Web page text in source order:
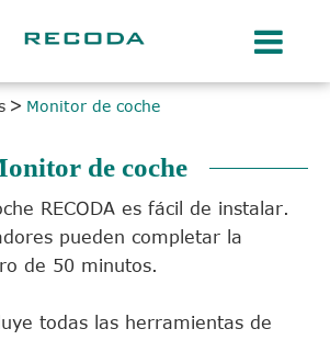
Monitor de coche
de coche
RECODA es fácil de instalar.
pueden completar la
de 50 minutos.
todas las herramientas de